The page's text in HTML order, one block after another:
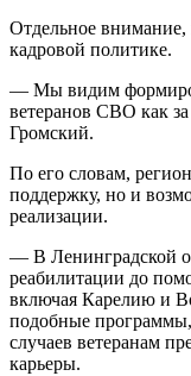
Отдельное внимание,
кадровой политике.
— Мы видим
ветеранов СВО как
Громский.
По его словам,
поддержку, но и
реализации.
— В Ленинградской
реабилитации до
включая Карелию и
подобные
случаев ветеранам
карьеры.